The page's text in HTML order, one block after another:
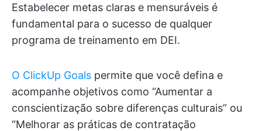
Estabelecer metas claras e mensuráveis é
fundamental para o sucesso de qualquer
programa de treinamento em DEI.
O ClickUp Goals permite que você defina e
acompanhe objetivos como “Aumentar a
conscientização sobre diferenças culturais” ou
“Melhorar as práticas de contratação